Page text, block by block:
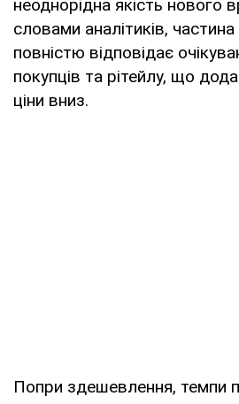
неоднорідна якість нового
словами аналітиків, частина
повністю відповідає
покупців та рітейлу, що
ціни вниз.
Попри здешевлення, темпи